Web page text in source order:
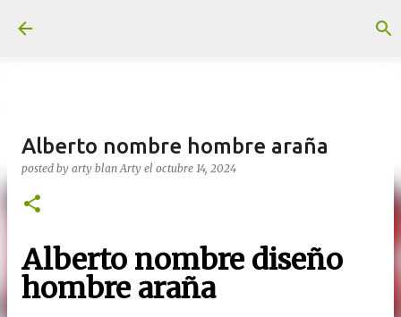
Alberto nombre hombre araña
posted by arty blanArty el octubre 14, 2024
Alberto nombre diseño
hombre araña